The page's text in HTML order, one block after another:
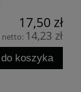
17,50 zł
netto: 14,23 zł
do koszyka